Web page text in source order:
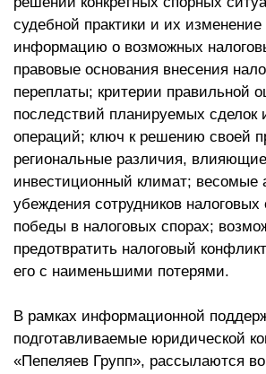
судебной практики и их
информацию о возможных
правовые основания внесения
переплаты; критерии правильной
последствий планируемых сделок
операций; ключ к решению своей
региональные различия,
инвестиционный климат; весомые
убеждения сотрудников налоговых
победы в налоговых спорах;
предотвратить налоговый
его с наименьшими потерями.
В рамках информационной
подготавливаемые юридической
«Пепеляев Групп», рассылаются